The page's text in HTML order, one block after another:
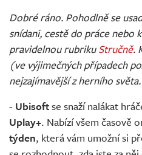
Živě
Dobré ráno. Pohodlně se
snídani, cestě do práce nebo
pravidelnou rubrikuStručně.
(ve výjimečných případech
nejzajímavější z herního světa.
- Ubisoftse snaží nalákat
Uplay+. Nabízí všem časově
týden, která vám umožní si